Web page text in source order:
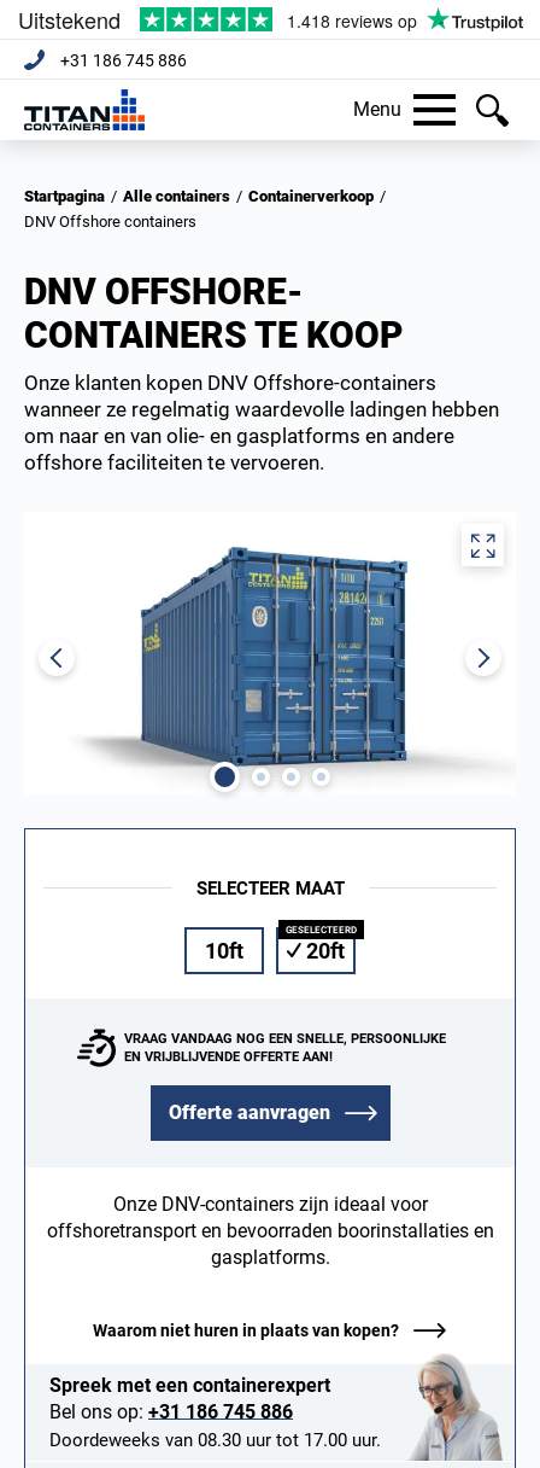
+31 186 745 886
Menu
Startpagina / Alle containers / Containerverkoop /
DNV Offshore containers
DNV OFFSHORE-
CONTAINERS TE KOOP
Onze klanten kopen DNV Offshore-containers
wanneer ze regelmatig waardevolle ladingen hebben
om naar en van olie- en gasplatforms en andere
offshore faciliteiten te vervoeren.
SELECTEER MAAT
10ft 20ft
Offerte aanvragen
VRAAG VANDAAG NOG EEN SNELLE, PERSOONLIJKE
EN VRIJBLIJVENDE OFFERTE AAN!
Onze DNV-containers zijn ideaal voor
offshoretransport en bevoorraden boorinstallaties en
gasplatforms.
Waarom niet huren in plaats van kopen?
Spreek met een containerexpert
Bel ons op: +31 186 745 886
Doordeweeks van 08.30 uur tot 17.00 uur.